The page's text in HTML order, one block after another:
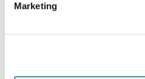
MarketingLeggi tutto